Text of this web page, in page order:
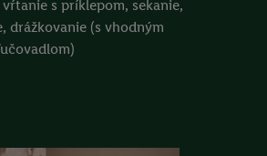
s príklepom, sekanie,
drážkovanie (s vhodným